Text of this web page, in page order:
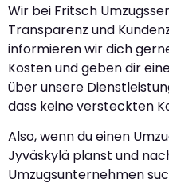
Wir bei Fritsch
Transparenz und
informieren wir dich
Kosten und geben dir
über unsere
dass keine versteckten
Also, wenn du einen
Jyväskylä planst und
Umzugsunternehmen